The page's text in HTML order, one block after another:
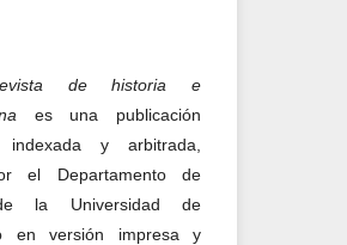
de historia e
es una publicación
indexada y arbitrada,
el Departamento de
la Universidad de
en versión impresa y